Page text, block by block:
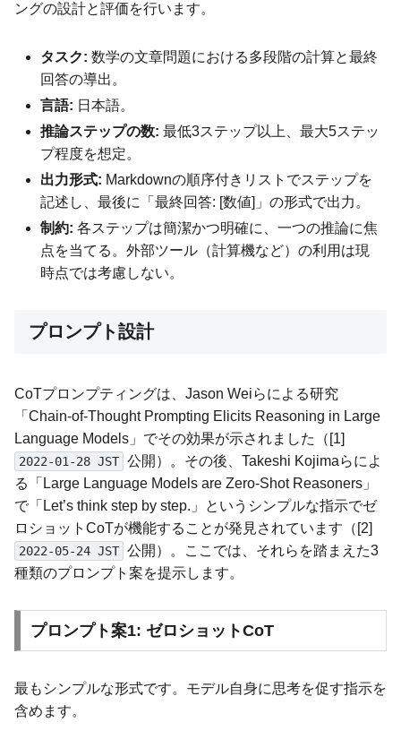
ングの設計と評価を行います。
タスク: 数学の文章問題における多段階の計算と最終
回答の導出。
言語: 日本語。
推論ステップの数: 最低3ステップ以上、最大5ステッ
プ程度を想定。
出力形式: Markdownの順序付きリストでステップを
記述し、最後に「最終回答: [数値]」の形式で出力。
制約: 各ステップは簡潔かつ明確に、一つの推論に焦
点を当てる。外部ツール（計算機など）の利用は現
時点では考慮しない。
プロンプト設計
CoTプロンプティングは、Jason Weiらによる研究
「Chain-of-Thought Prompting Elicits Reasoning in Large
Language Models」でその効果が示されました（[1]
2022-01-28 JST 公開）。その後、Takeshi Kojimaらによ
る「Large Language Models are Zero-Shot Reasoners」
で「Let’s think step by step.」というシンプルな指示でゼ
ロショットCoTが機能することが発見されています（[2]
2022-05-24 JST 公開）。ここでは、それらを踏まえた3
種類のプロンプト案を提示します。
プロンプト案1: ゼロショットCoT
最もシンプルな形式です。モデル自身に思考を促す指示を
含めます。